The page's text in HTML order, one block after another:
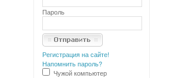
Пароль
Регистрация на сайте!
Напомнить пароль?
Чужой компьютер